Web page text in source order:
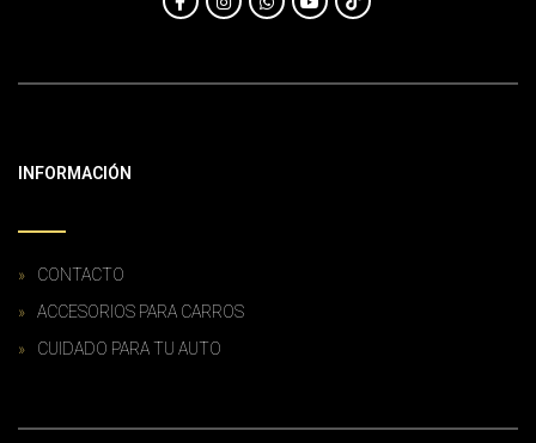
INFORMACIÓN
CONTACTO
ACCESORIOS PARA CARROS
CUIDADO PARA TU AUTO